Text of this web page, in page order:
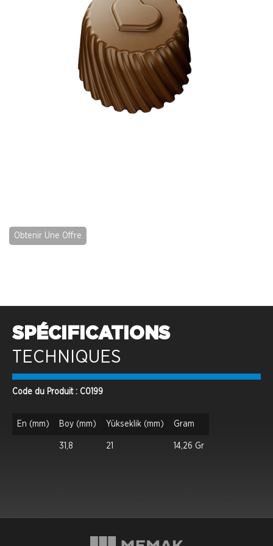
Obtenir Une Offre
SPÉCIFICATIONS
TECHNIQUES
Code du Produit : C0199
En (mm) Boy (mm) Yükseklik (mm) Gram
31,8 21 14,26 Gr